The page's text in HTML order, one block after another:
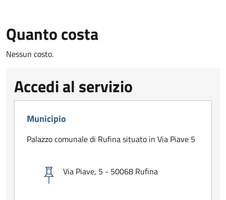
Quanto costa
Nessun costo.
Accedi al servizio
Municipio
Palazzo comunale di Rufina situato in Via Piave 5
Via Piave, 5 - 50068 Rufina